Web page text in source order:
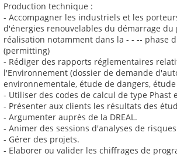
Production technique :
- Accompagner les industriels et les
d'énergies renouvelables du démarrage du
réalisation notamment dans la - - -- phase
(permitting)
- Rédiger des rapports réglementaires
l'Environnement (dossier de demande
environnementale, étude de dangers,
- Utiliser des codes de calcul de type Phast
- Présenter aux clients les résultats des
- Argumenter auprès de la DREAL.
- Animer des sessions d'analyses de risques
- Gérer des projets.
- Elaborer ou valider les chiffrages de